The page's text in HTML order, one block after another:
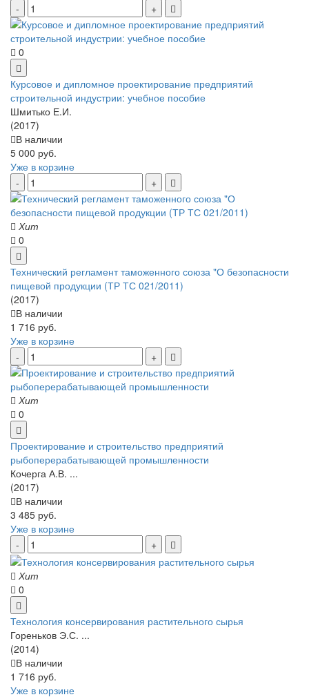
0
Курсовое и дипломное проектирование предприятий
строительной индустрии: учебное пособие
Шмитько Е.И.
(2017)
В наличии
5 000 руб.
Уже в корзине
Хит
0
Технический регламент таможенного союза "О безопасности
пищевой продукции (ТР ТС 021/2011)
(2017)
В наличии
1 716 руб.
Уже в корзине
Хит
0
Проектирование и строительство предприятий
рыбоперерабатывающей промышленности
Кочерга А.В. ...
(2017)
В наличии
3 485 руб.
Уже в корзине
Хит
0
Технология консервирования растительного сырья
Гореньков Э.С. ...
(2014)
В наличии
1 716 руб.
Уже в корзине